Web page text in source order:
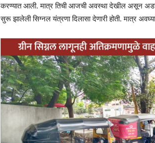
करण्यात आली. मात्र तिची आजची अवस्था देखील असून
सुरू झालेली सिग्नल यंत्रणा दिलासा देणारी होती. मात्र